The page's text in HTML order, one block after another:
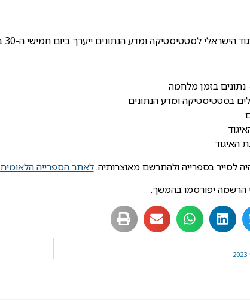
ומדע הנתונים ייערך ביום חמישי ה-30 במאי 2024 בספרייה הלאומית החדשה, גבעת רם, ירושלים.
בזמן מלחמה
בסטטיסטיקה ומדע הנתונים
האיגוד
לסייר בספרייה ולהתרשם מאוצרותיה.לאתר הספרייה הלאומית
הרשמה יפורסמו בהמשך.